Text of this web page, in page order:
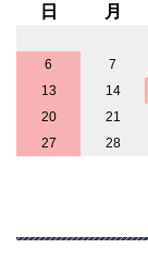
日
月
6
7
13
14
20
21
27
28